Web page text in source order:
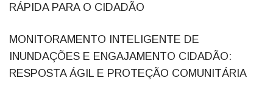
RÁPIDA PARA O CIDADÃO
MONITORAMENTO INTELIGENTE DE
INUNDAÇÕES E ENGAJAMENTO CIDADÃO:
RESPOSTA ÁGIL E PROTEÇÃO COMUNITÁRIA